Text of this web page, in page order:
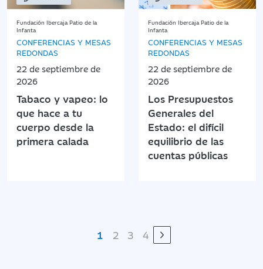
Fundación Ibercaja Patio de la
Infanta
CONFERENCIAS Y MESAS
REDONDAS
22 de septiembre de
2026
Tabaco y vapeo: lo
que hace a tu
cuerpo desde la
primera calada
Fundación Ibercaja Patio de la
Infanta
CONFERENCIAS Y MESAS
REDONDAS
22 de septiembre de
2026
Los Presupuestos
Generales del
Estado: el difícil
equilibrio de las
cuentas públicas
1 2 3 4